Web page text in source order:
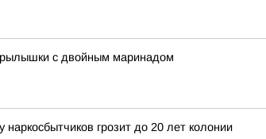
с двойным маринадом
грозит до 20 лет колонии